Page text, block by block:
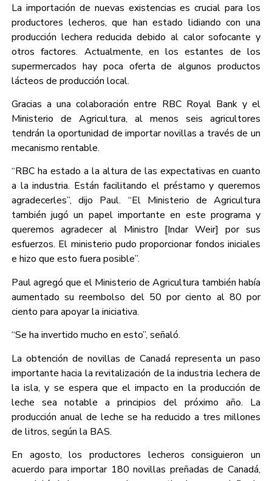
La importación de nuevas existencias es crucial para los
productores lecheros, que han estado lidiando con una
producción lechera reducida debido al calor sofocante y
otros factores. Actualmente, en los estantes de los
supermercados hay poca oferta de algunos productos
lácteos de producción local.
Gracias a una colaboración entre RBC Royal Bank y el
Ministerio de Agricultura, al menos seis agricultores
tendrán la oportunidad de importar novillas a través de un
mecanismo rentable.
“RBC ha estado a la altura de las expectativas en cuanto
a la industria. Están facilitando el préstamo y queremos
agradecerles”, dijo Paul. “El Ministerio de Agricultura
también jugó un papel importante en este programa y
queremos agradecer al Ministro [Indar Weir] por sus
esfuerzos. El ministerio pudo proporcionar fondos iniciales
e hizo que esto fuera posible”.
Paul agregó que el Ministerio de Agricultura también había
aumentado su reembolso del 50 por ciento al 80 por
ciento para apoyar la iniciativa.
“Se ha invertido mucho en esto”, señaló.
La obtención de novillas de Canadá representa un paso
importante hacia la revitalización de la industria lechera de
la isla, y se espera que el impacto en la producción de
leche sea notable a principios del próximo año. La
producción anual de leche se ha reducido a tres millones
de litros, según la BAS.
En agosto, los productores lecheros consiguieron un
acuerdo para importar 180 novillas preñadas de Canadá,